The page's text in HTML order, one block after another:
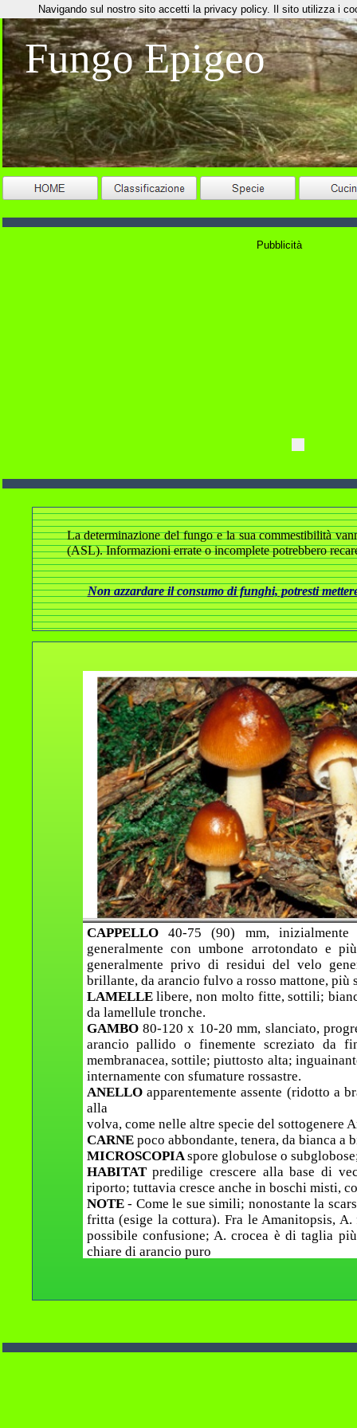
Fungo Epigeo
Pubblicità
La determinazione del fungo e la sua commestibilità
(ASL). Informazioni errate o incomplete potrebbero
Non azzardare il consumo di funghi, potresti
CAPPELLO 40-75 (90) mm, inizialmente
generalmente con umbone arrotondato e
generalmente privo di residui del velo
brillante, da arancio fulvo a rosso mattone, più
LAMELLElibere, non molto fitte, sottili;
da lamellule tronche.
GAMBO 80-120 x 10-20 mm, slanciato,
arancio pallido o finemente screziato da
membranacea, sottile; piuttosto alta;
internamente con sfumature rossastre.
ANELLO apparentemente assente (ridotto a
alla
volva, come nelle altre specie del sottogenere
CARNE poco abbondante, tenera, da bianca a
MICROSCOPIAspore globulose o
HABITATpredilige crescere alla base di
riporto; tuttavia cresce anche in boschi misti,
NOTE - Come le sue simili; nonostante la
fritta (esige la cottura). Fra le Amanitopsis,
possibile confusione; A. crocea è di taglia
chiare di arancio puro
Navigando sul nostro sito accetti la privacy policy. Il sito utilizza i